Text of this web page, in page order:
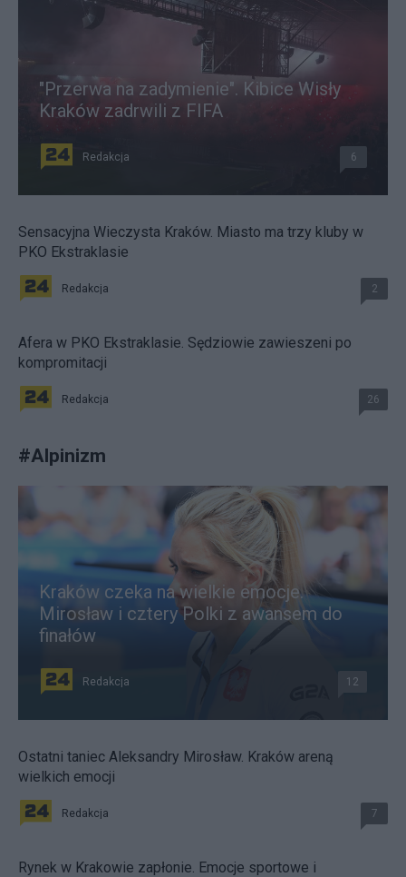
"Przerwa na zadymienie". Kibice Wisły
Kraków zadrwili z FIFA
Redakcja 6
Sensacyjna Wieczysta Kraków. Miasto ma trzy kluby w
PKO Ekstraklasie
Redakcja 2
Afera w PKO Ekstraklasie. Sędziowie zawieszeni po
kompromitacji
Redakcja 26
#Alpinizm
Kraków czeka na wielkie emocje.
Mirosław i cztery Polki z awansem do
finałów
Redakcja 12
Ostatni taniec Aleksandry Mirosław. Kraków areną
wielkich emocji
Redakcja 7
Rynek w Krakowie zapłonie. Emocje sportowe i